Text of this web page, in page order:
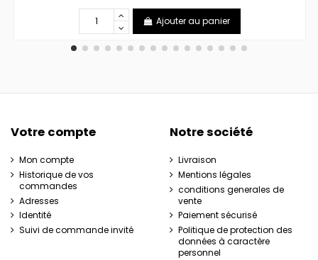
Ajouter au panier
Votre compte
Mon compte
Historique de vos
commandes
Adresses
Identité
Suivi de commande invité
Notre société
Livraison
Mentions légales
conditions generales de
vente
Paiement sécurisé
Politique de protection des
données à caractère
personnel